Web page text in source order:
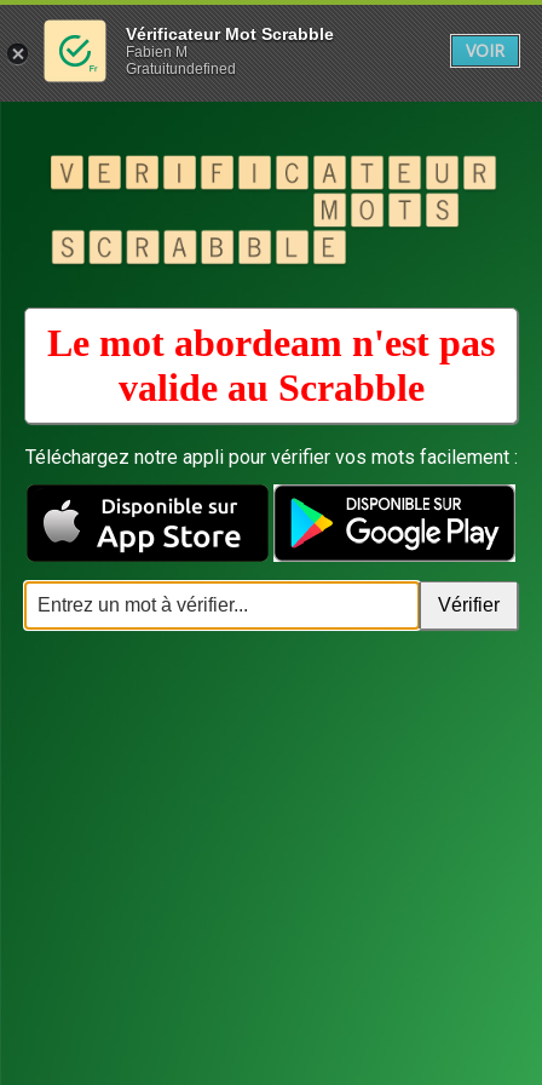
Le mot abordeam n'est pas
valide au Scrabble
Téléchargez notre appli pour vérifier vos mots facilement :
Vérificateur Mot Scrabble
Fabien M
Gratuitundefined
VOIR